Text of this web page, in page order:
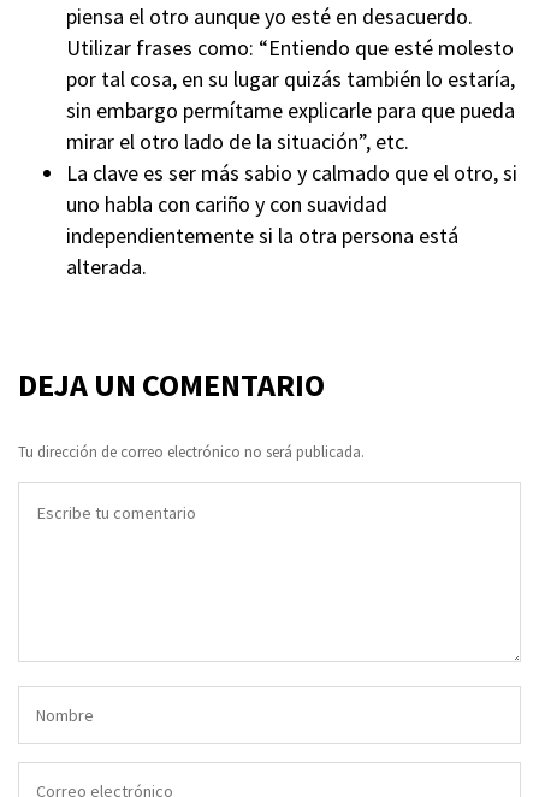
piensa el otro aunque yo esté en desacuerdo.
Utilizar frases como: “Entiendo que esté molesto
por tal cosa, en su lugar quizás también lo estaría,
sin embargo permítame explicarle para que pueda
mirar el otro lado de la situación”, etc.
La clave es ser más sabio y calmado que el otro, si
uno habla con cariño y con suavidad
independientemente si la otra persona está
alterada.
DEJA UN COMENTARIO
Tu dirección de correo electrónico no será publicada.